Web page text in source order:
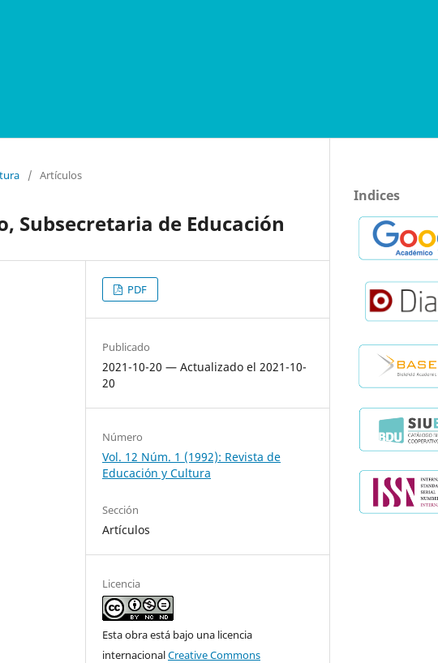
/ Artículos
Subsecretaria de Educación
PDF
Publicado
2021-10-20 — Actualizado el 2021-10-
20
Número
Vol. 12 Núm. 1 (1992): Revista de
Educación y Cultura
Sección
Artículos
Licencia
Esta obra está bajo una licencia
internacionalCreative Commons
Indices